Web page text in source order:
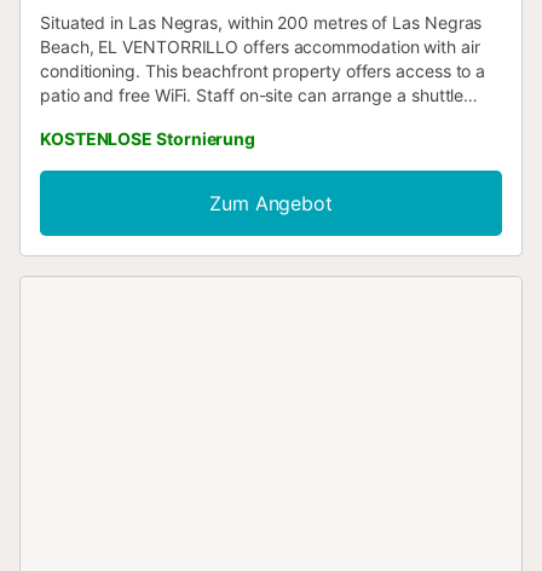
Situated in Las Negras, within 200 metres of Las Negras
Beach, EL VENTORRILLO offers accommodation with air
conditioning. This beachfront property offers access to a
patio and free WiFi. Staff on-site can arrange a shuttle
KOSTENLOSE Stornierung
Zum Angebot